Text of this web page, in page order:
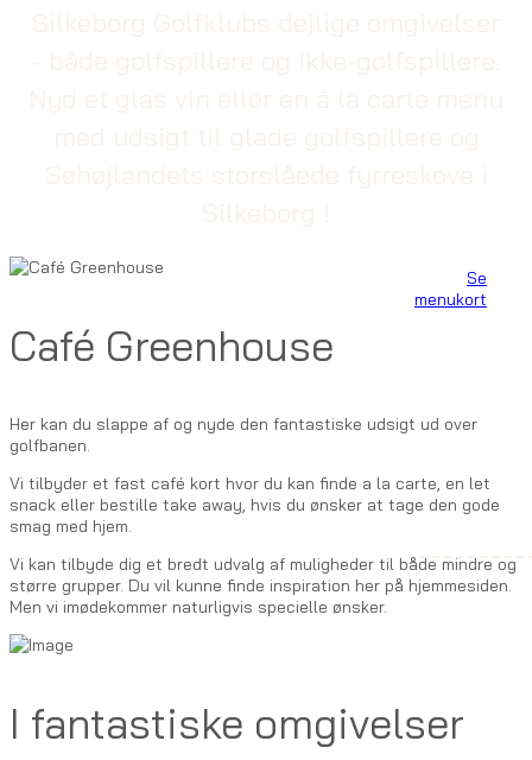
Se
menukort
Café Greenhouse
Her kan du slappe af og nyde den fantastiske udsigt ud over
golfbanen.
Vi tilbyder et fast café kort hvor du kan finde a la carte, en let
snack eller bestille take away, hvis du ønsker at tage den gode
smag med hjem.
Vi kan tilbyde dig et bredt udvalg af muligheder til både mindre og
større grupper. Du vil kunne finde inspiration her på hjemmesiden.
Men vi imødekommer naturligvis specielle ønsker.
I fantastiske omgivelser